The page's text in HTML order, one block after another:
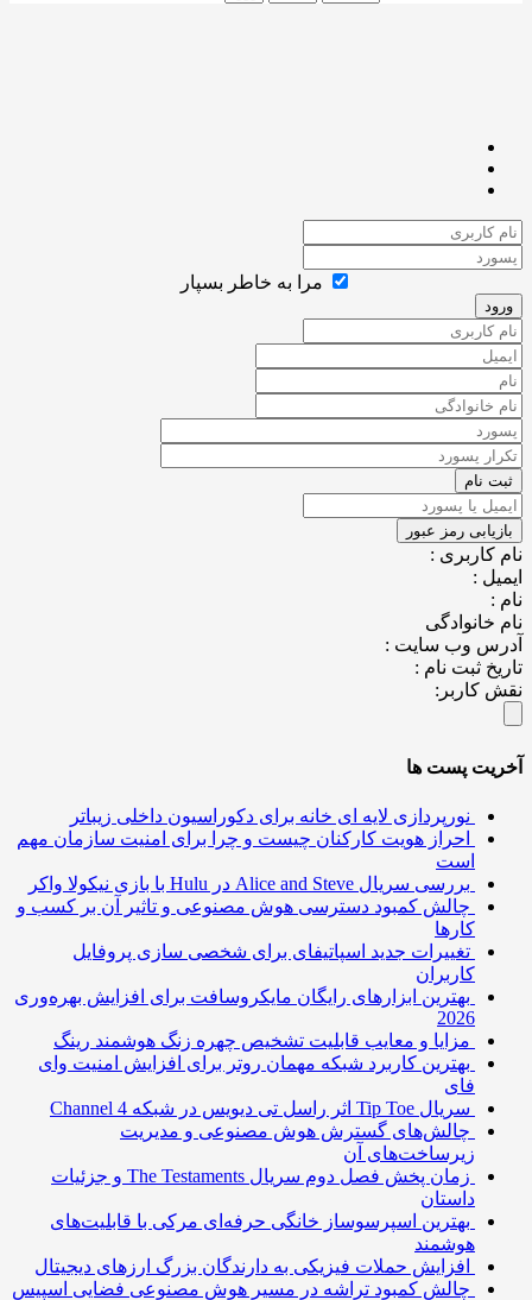
مرا به خاطر بسپار
:
:
وب سایت :
ثبت نام :
کاربر:
پست ها
نورپردازی لایه ای خانه برای دکوراسیون داخلی زیباتر
احراز هویت کارکنان چیست و چرا برای امنیت سازمان مهم
بررسی سریال Alice and Steve در Hulu با بازی نیکولا واکر
چالش کمبود دسترسی هوش مصنوعی و تاثیر آن بر کسب و
کارها
تغییرات جدید اسپاتیفای برای شخصی سازی پروفایل
کاربران
بهترین ابزارهای رایگان مایکروسافت برای افزایش بهره‌وری
مزایا و معایب قابلیت تشخیص چهره زنگ هوشمند رینگ
بهترین کاربرد شبکه مهمان روتر برای افزایش امنیت وای
سریال Tip Toe اثر راسل تی دیویس در شبکه Channel 4
چالش‌های گسترش هوش مصنوعی و مدیریت
زیرساخت‌های آن
زمان پخش فصل دوم سریال The Testaments و جزئیات
داستان
بهترین اسپرسوساز خانگی حرفه‌ای مرکی با قابلیت‌های
هوشمند
افزایش حملات فیزیکی به دارندگان بزرگ ارزهای دیجیتال
چالش کمبود تراشه در مسیر هوش مصنوعی فضایی اسپیس